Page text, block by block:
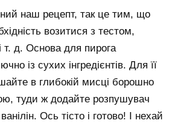
наш рецепт, так це тим, що
возитися з тестом,
т. д. Основа для пирога
із сухих інгредієнтів. Для її
в глибокій мисці борошно
туди ж додайте розпушувач
Ось тісто і готово! І нехай